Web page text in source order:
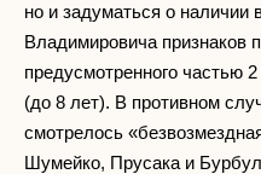
но и задуматься о наличии
Владимировича признаков
предусмотренного частью
(до 8 лет). В противном
смотрелось
Шумейко, Прусака и